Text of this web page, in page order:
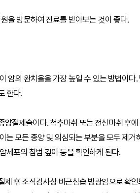
을 방문하여 진료를 받아보는 것이 좋다.
암의 완치율을 가장 높일 수 있는 방법이
한다.
양절제술이다. 척추마취 또는 전신마취 후
는 모든 종양 및 의심되는 부분을 모두 제
세포의 침범 깊이 등을 확인하게 된다.
후 조직검사상 비근침습 방광암으로 확